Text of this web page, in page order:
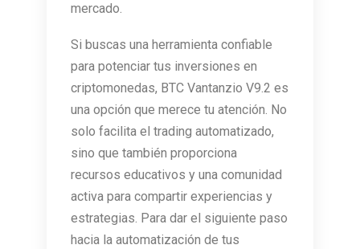
mercado.
Si buscas una herramienta confiable
para potenciar tus inversiones en
criptomonedas, BTC Vantanzio V9.2 es
una opción que merece tu atención. No
solo facilita el trading automatizado,
sino que también proporciona
recursos educativos y una comunidad
activa para compartir experiencias y
estrategias. Para dar el siguiente paso
hacia la automatización de tus